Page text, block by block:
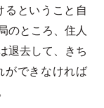
ということ自
のところ、住人
退去して、きち
ができなければ